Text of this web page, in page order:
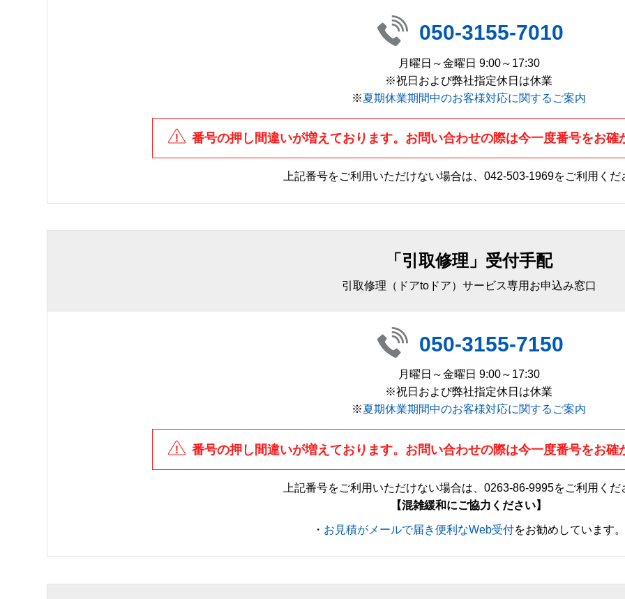
050-3155-7010
月曜日～金曜日 9:00～17:30
※祝日および弊社指定休日は休業
※夏期休業期間中のお客様対応に関するご案内
番号の押し間違いが増えております。お問い合わせの際は今一度番号をお確
上記番号をご利用いただけない場合は、 042-503-1969をご利用くだ
「引取修理」受付手配
引取修理（ドアtoドア）サービス専用お申込み窓口
050-3155-7150
月曜日～金曜日 9:00～17:30
※祝日および弊社指定休日は休業
※夏期休業期間中のお客様対応に関するご案内
番号の押し間違いが増えております。お問い合わせの際は今一度番号をお確
上記番号をご利用いただけない場合は、 0263-86-9995をご利用くだ
【混雑緩和にご協力ください】
・ お見積がメールで届き便利なWeb受付をお勧めしています。